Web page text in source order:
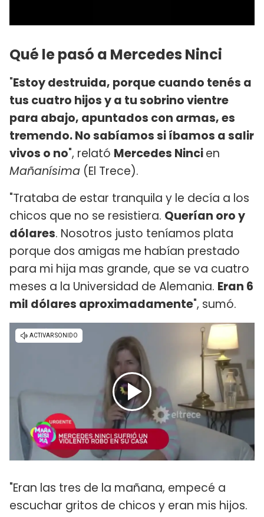
Qué le pasó a Mercedes Ninci
"Estoy destruida, porque cuando tenés a
tus cuatro hijos y a tu sobrino vientre
para abajo, apuntados con armas, es
tremendo. No sabíamos si íbamos a salir
vivos o no", relató Mercedes Nincien
Mañanísima (El Trece).
"Trataba de estar tranquila y le decía a los
chicos que no se resistiera. Querían oro y
dólares. Nosotros justo teníamos plata
porque dos amigas me habían prestado
para mi hija mas grande, que se va cuatro
meses a la Universidad de Alemania. Eran 6
mil dólares aproximadamente", sumó.
"Eran las tres de la mañana, empecé a
escuchar gritos de chicos y eran mis hijos.